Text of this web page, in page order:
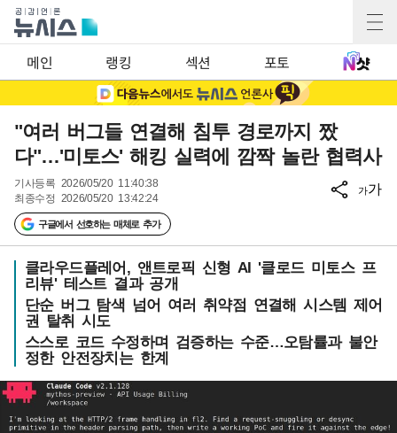
메인 랭킹 섹션 포토
"여러 버그들 연결해 침투 경로까지 짰
다"…'미토스' 해킹 실력에 깜짝 놀란 협력사
기사등록 2026/05/20 11:40:38
최종수정 2026/05/20 13:42:24
구글에서 선호하는 매체로 추가
가가
클라우드플레어, 앤트로픽 신형 AI '클로드 미토스 프
리뷰' 테스트 결과 공개
단순 버그 탐색 넘어 여러 취약점 연결해 시스템 제어
권 탈취 시도
스스로 코드 수정하며 검증하는 수준…오탐률과 불안
정한 안전장치는 한계